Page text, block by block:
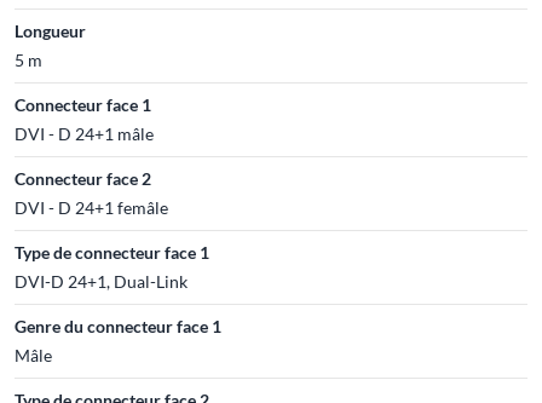
Longueur
5 m
Connecteur face 1
DVI - D 24+1 mâle
Connecteur face 2
DVI - D 24+1 femâle
Type de connecteur face 1
DVI-D 24+1, Dual-Link
Genre du connecteur face 1
Mâle